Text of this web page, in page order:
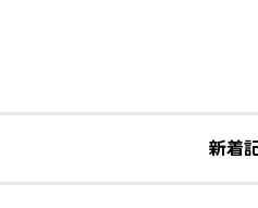
新着